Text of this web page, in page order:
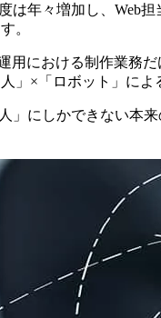
は年々増加し、Web
。
用における制作業務
」×「ロボット」によ
」にしかできない本